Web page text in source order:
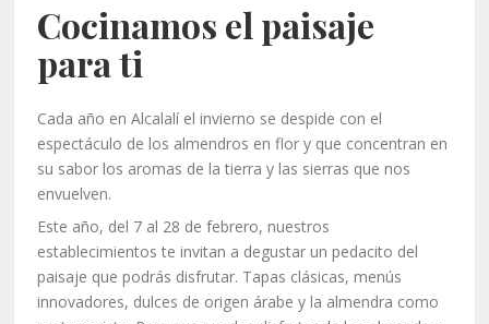
Cocinamos el paisaje
para ti
Cada año en Alcalalí el invierno se despide con el
espectáculo de los almendros en flor y que concentran en
su sabor los aromas de la tierra y las sierras que nos
envuelven.
Este año, del 7 al 28 de febrero, nuestros
establecimientos te invitan a degustar un pedacito del
paisaje que podrás disfrutar. Tapas clásicas, menús
innovadores, dulces de origen árabe y la almendra como